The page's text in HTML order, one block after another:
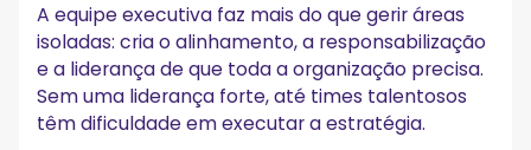
A equipe executiva faz mais do que gerir áreas
isoladas: cria o alinhamento, a responsabilização
e a liderança de que toda a organização precisa.
Sem uma liderança forte, até times talentosos
têm dificuldade em executar a estratégia.